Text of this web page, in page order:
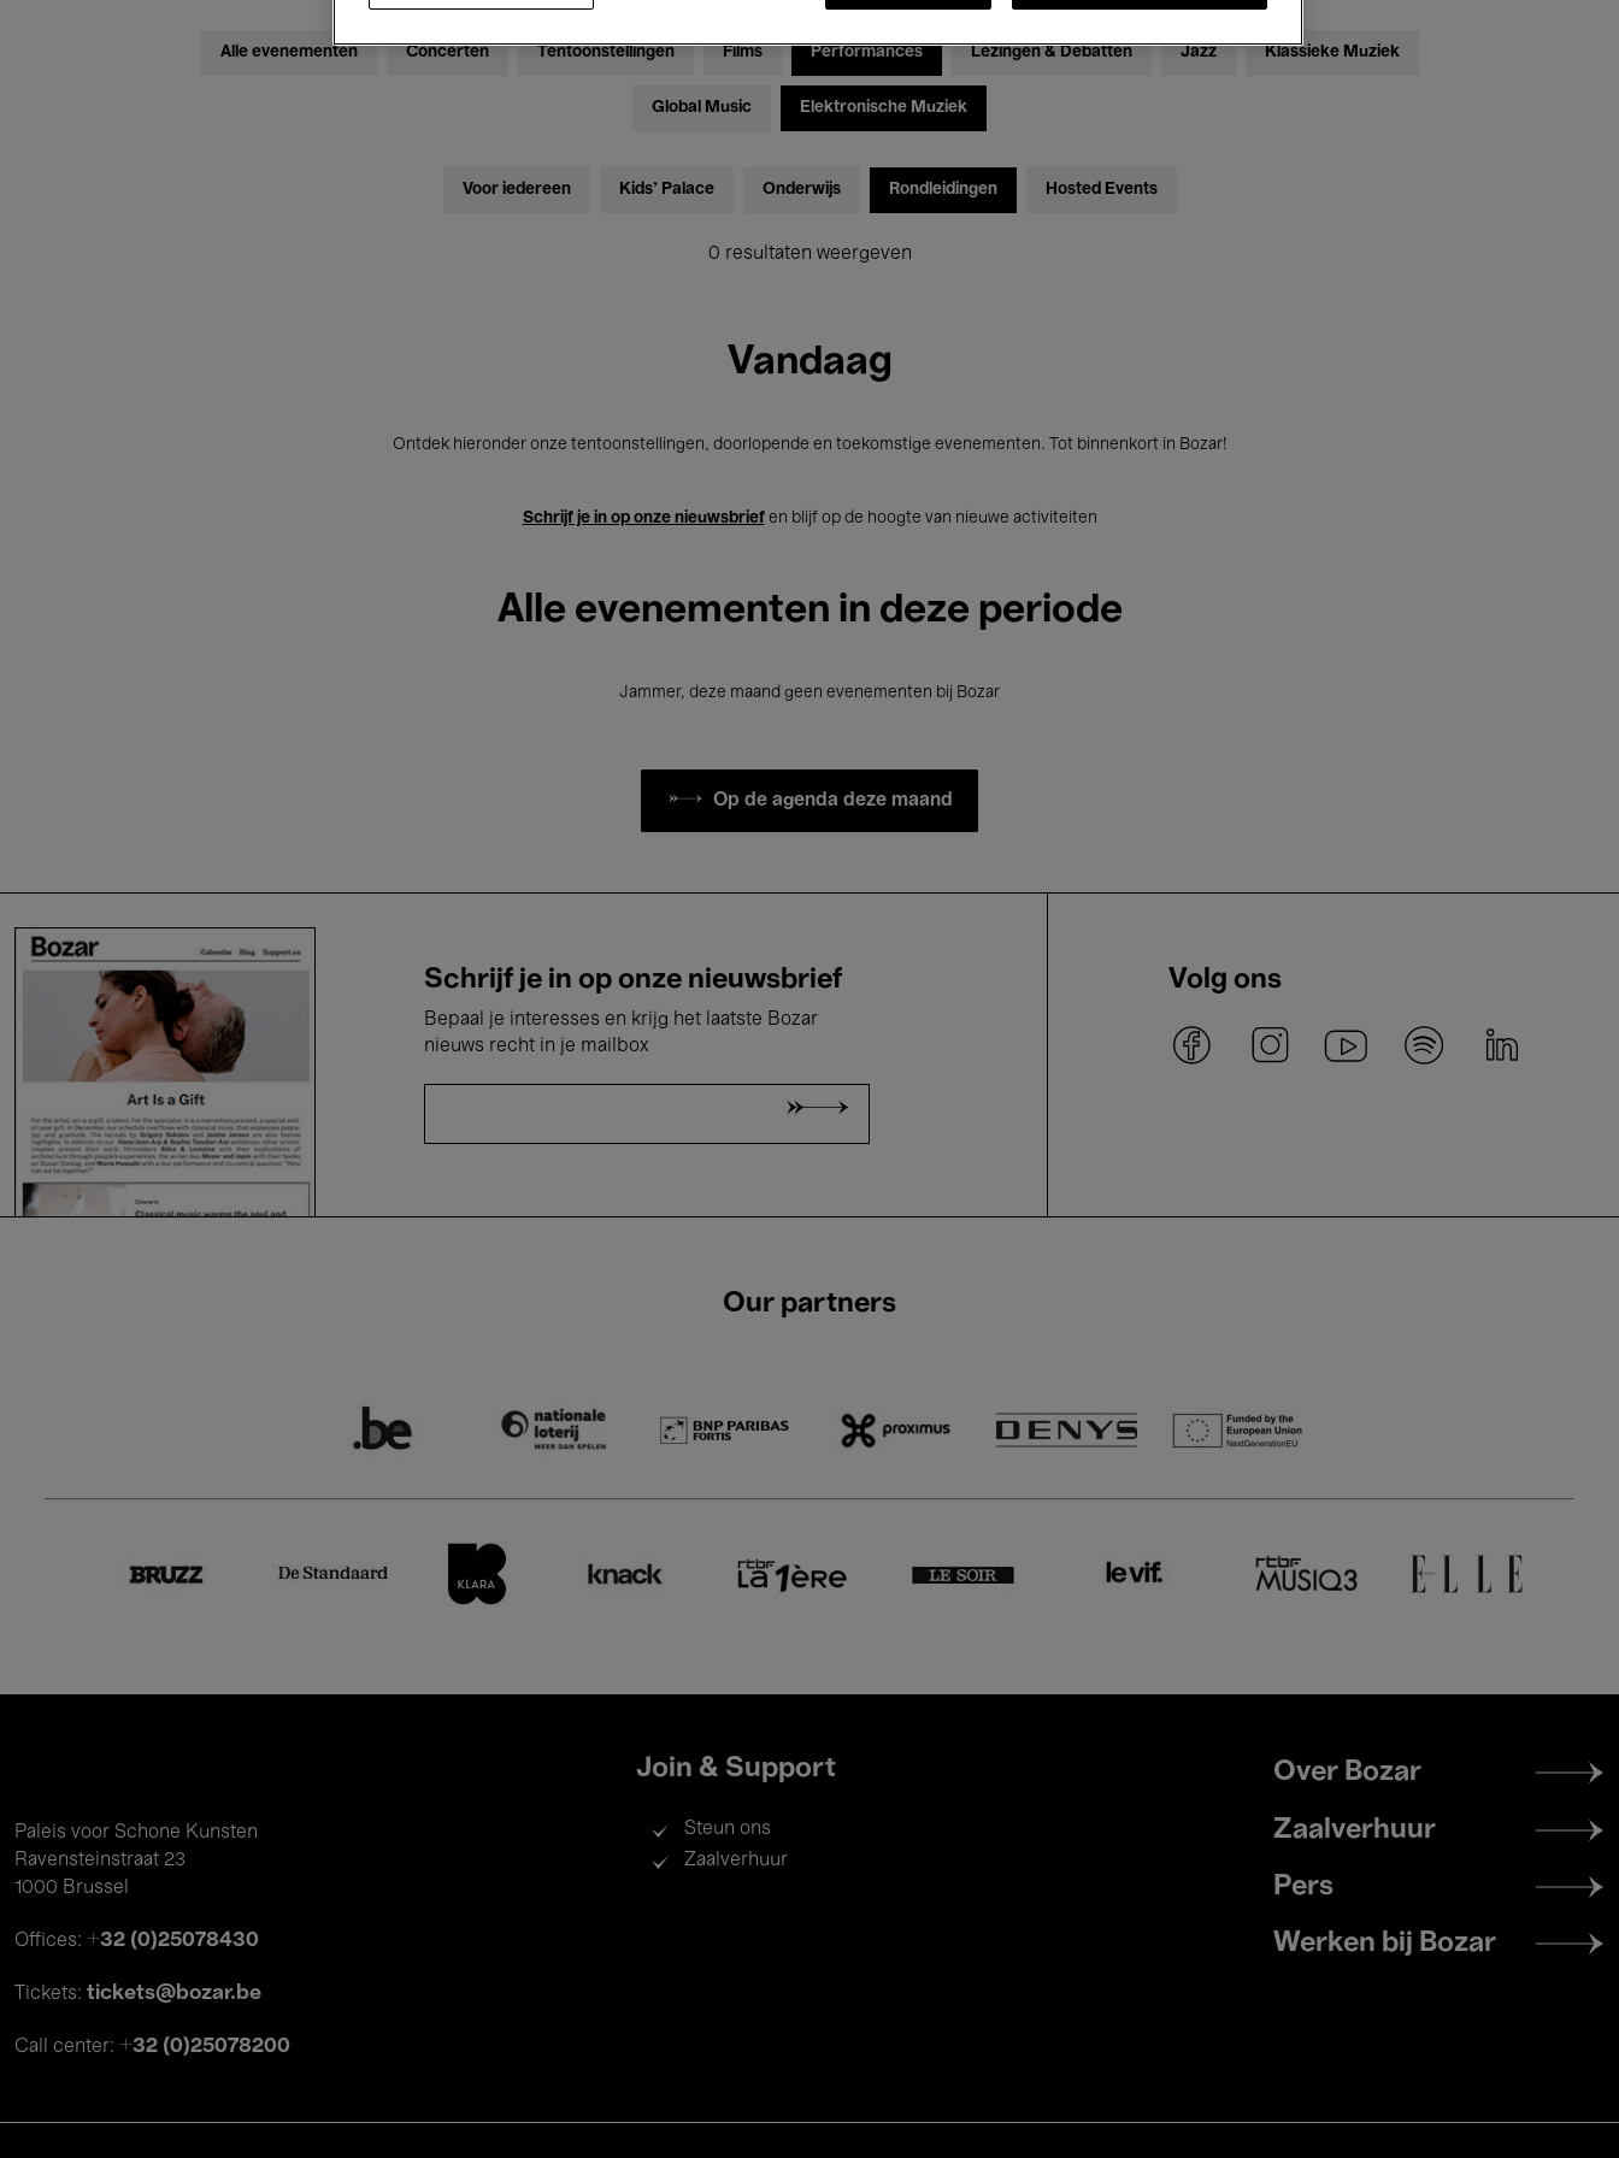
Alle evenementen Concerten Tentoonstellingen Films Performances Lezingen & Debatten Jazz Klassieke Muziek
Global Music Elektronische Muziek
Voor iedereen Kids’ Palace Onderwijs Rondleidingen Hosted Events
0 resultaten weergeven
Vandaag
Ontdek hieronder onze tentoonstellingen, doorlopende en toekomstige evenementen. Tot binnenkort in Bozar!
Schrijf je in op onze nieuwsbriefen blijf op de hoogte van nieuwe activiteiten
Alle evenementen in deze periode
Jammer, deze maand geen evenementen bij Bozar
Op de agenda deze maand
Schrijf je in op onze nieuwsbrief
Bepaal je interesses en krijg het laatste Bozar
nieuws recht in je mailbox
Volg ons
Our partners
Paleis voor Schone Kunsten
Ravensteinstraat 23
1000 Brussel
Offices: +32 (0)25078430
Tickets: tickets@bozar.be
Call center: +32 (0)25078200
Join & Support
Steun ons
Zaalverhuur
Footer
menu
Over Bozar
Zaalverhuur
Pers
Werken bij Bozar